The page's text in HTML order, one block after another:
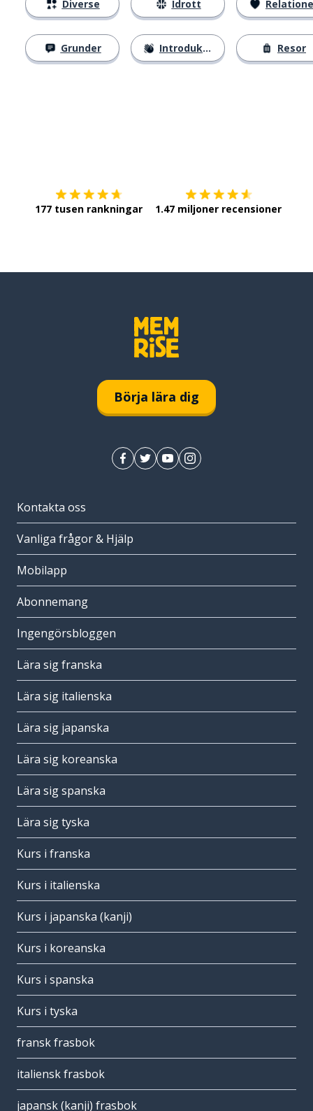
Diverse
Grunder
Idrott
Introduktion Resor
177 tusen rankningar 1.47 miljoner recensioner
Börja lära dig
Kontakta oss
Vanliga frågor & Hjälp
Mobilapp
Abonnemang
Ingengörsbloggen
Lära sig franska
Lära sig italienska
Lära sig japanska
Lära sig koreanska
Lära sig spanska
Lära sig tyska
Kurs i franska
Kurs i italienska
Kurs i japanska (kanji)
Kurs i koreanska
Kurs i spanska
Kurs i tyska
fransk frasbok
italiensk frasbok
japansk (kanji) frasbok